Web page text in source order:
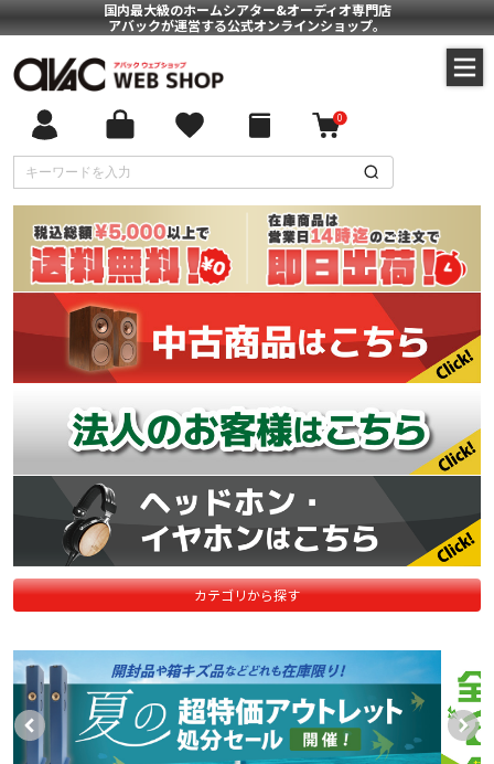
国内最大級のホームシアター&オーディオ専門店
アバックが運営する公式オンラインショップ。
0
カテゴリから探す